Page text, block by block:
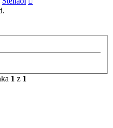
1 z 1